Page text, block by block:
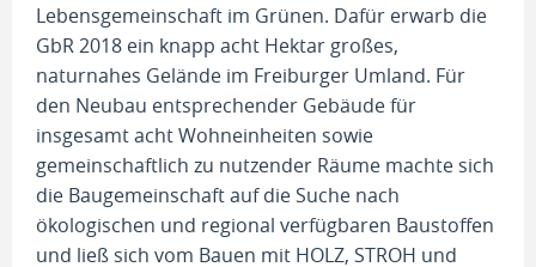
Lebensgemeinschaft im Grünen. Dafür erwarb die
GbR 2018 ein knapp acht Hektar großes,
naturnahes Gelände im Freiburger Umland. Für
den Neubau entsprechender Gebäude für
insgesamt acht Wohneinheiten sowie
gemeinschaftlich zu nutzender Räume machte sich
die Baugemeinschaft auf die Suche nach
ökologischen und regional verfügbaren Baustoffen
und ließ sich vom Bauen mit HOLZ, STROH und